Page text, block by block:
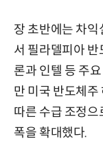
장 초반에는 차익
서 필라델피아
론과 인텔 등 주
만 미국 반도체주
따른 수급 조정
폭을 확대했다.